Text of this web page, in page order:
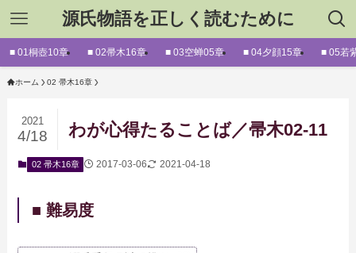
源氏物語を正しく読むために
■ 01桐壺10章 ■ 02帚木16章 ■ 03空蝉05章 ■ 04夕顔15章 ■ 05若
ホーム 02 帚木16章
わが心得たることば／帚木02-11
2021
4/18
02 帚木16章 2017-03-06 2021-04-18
■ 難易度